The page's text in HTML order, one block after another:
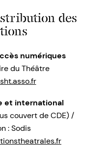
des
numériques
du Théâtre
et international
couvert de CDE) /
: Sodis